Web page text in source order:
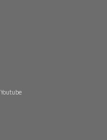
Youtube